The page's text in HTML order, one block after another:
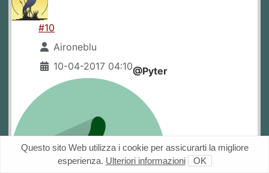
#10
Aironeblu
10-04-2017 04:10@Pyter
Questo sito Web utilizza i cookie per assicurarti la migliore
esperienza. Ulteriori informazioni OK